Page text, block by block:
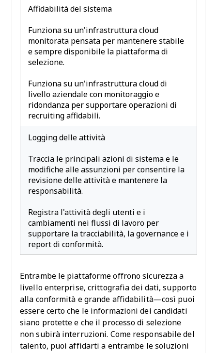
Affidabilità del sistema
Funziona su un'infrastruttura cloud
monitorata pensata per mantenere stabile
e sempre disponibile la piattaforma di
selezione.
Funziona su un'infrastruttura cloud di
livello aziendale con monitoraggio e
ridondanza per supportare operazioni di
recruiting affidabili.
Logging delle attività
Traccia le principali azioni di sistema e le
modifiche alle assunzioni per consentire la
revisione delle attività e mantenere la
responsabilità.
Registra l'attività degli utenti e i
cambiamenti nei flussi di lavoro per
supportare la tracciabilità, la governance e i
report di conformità.
Entrambe le piattaforme offrono sicurezza a
livello enterprise, crittografia dei dati, supporto
alla conformità e grande affidabilità—così puoi
essere certo che le informazioni dei candidati
siano protette e che il processo di selezione
non subirà interruzioni. Come responsabile del
talento, puoi affidarti a entrambe le soluzioni